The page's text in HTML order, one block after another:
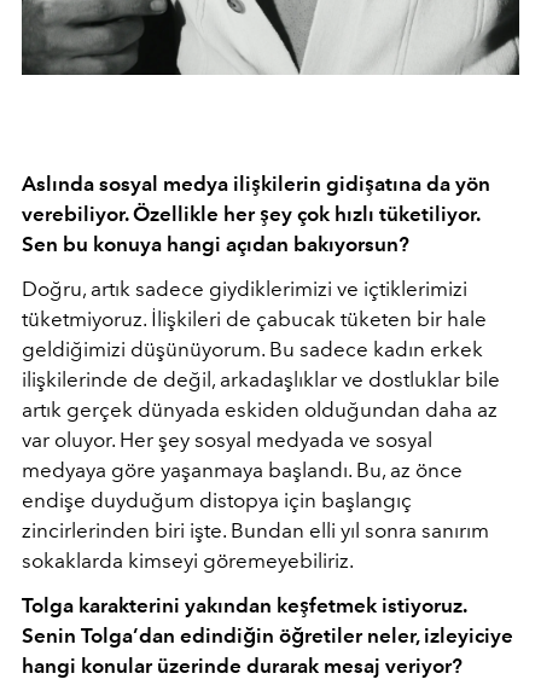
Aslında sosyal medya ilişkilerin gidişatına da yön
verebiliyor. Özellikle her şey çok hızlı tüketiliyor.
Sen bu konuya hangi açıdan bakıyorsun?
Doğru, artık sadece giydiklerimizi ve içtiklerimizi
tüketmiyoruz. İlişkileri de çabucak tüketen bir hale
geldiğimizi düşünüyorum. Bu sadece kadın erkek
ilişkilerinde de değil, arkadaşlıklar ve dostluklar bile
artık gerçek dünyada eskiden olduğundan daha az
var oluyor. Her şey sosyal medyada ve sosyal
medyaya göre yaşanmaya başlandı. Bu, az önce
endişe duyduğum distopya için başlangıç
zincirlerinden biri işte. Bundan elli yıl sonra sanırım
sokaklarda kimseyi göremeyebiliriz.
Tolga karakterini yakından keşfetmek istiyoruz.
Senin Tolga’dan edindiğin öğretiler neler, izleyiciye
hangi konular üzerinde durarak mesaj veriyor?